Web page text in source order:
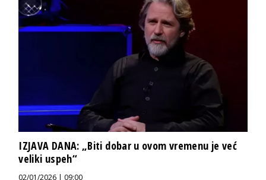
IZJAVA DANA: „Biti dobar u ovom vremenu je već
veliki uspeh“
02/01/2026 | 09:00